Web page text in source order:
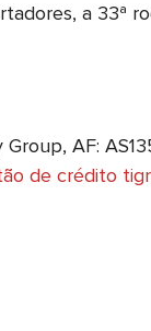
a 33ª
AF:
de crédito